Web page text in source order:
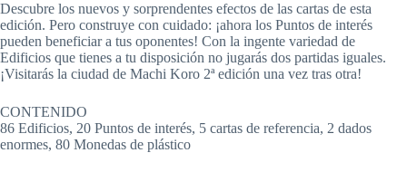
Descubre los nuevos y sorprendentes efectos de las cartas de esta
edición. Pero construye con cuidado: ¡ahora los Puntos de interés
pueden beneficiar a tus oponentes! Con la ingente variedad de
Edificios que tienes a tu disposición no jugarás dos partidas iguales.
¡Visitarás la ciudad de Machi Koro 2ª edición una vez tras otra!
CONTENIDO
86 Edificios, 20 Puntos de interés, 5 cartas de referencia, 2 dados
enormes, 80 Monedas de plástico